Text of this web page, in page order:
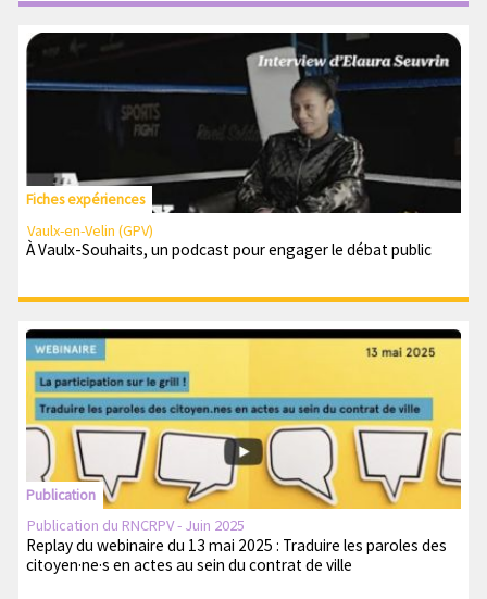
Fiches expériences
Vaulx-en-Velin (GPV)
À Vaulx-Souhaits, un podcast pour engager le débat public
Publication
Publication du RNCRPV - Juin 2025
Replay du webinaire du 13 mai 2025 : Traduire les paroles des
citoyen·ne·s en actes au sein du contrat de ville